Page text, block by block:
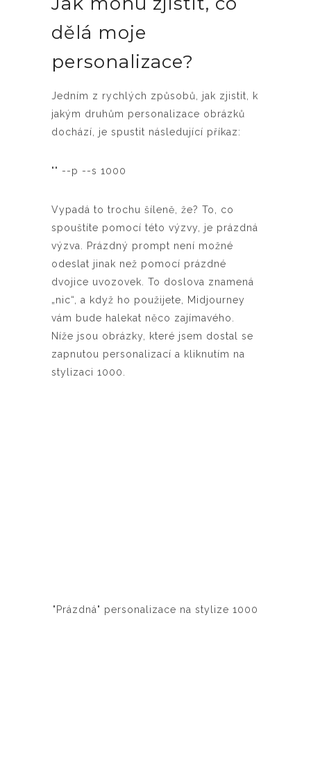
dělá moje
personalizace?
Jedním z rychlých způsobů, jak zjistit, k
jakým druhům personalizace obrázků
dochází, je spustit následující příkaz:
"" --p --s 1000
Vypadá to trochu šíleně, že? To, co
spouštíte pomocí této výzvy, je prázdná
výzva. Prázdný prompt není možné
odeslat jinak než pomocí prázdné
dvojice uvozovek. To doslova znamená
„nic“, a když ho použijete, Midjourney
vám bude halekat něco zajímavého.
Níže jsou obrázky, které jsem dostal se
zapnutou personalizací a kliknutím na
stylizaci 1000.
"Prázdná" personalizace na stylize 1000